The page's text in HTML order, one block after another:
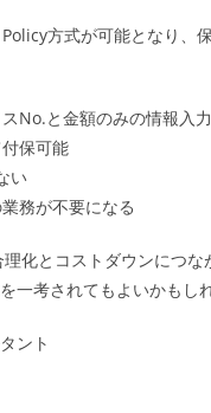
方式が可能となり、
と金額のみの情報入力
保可能
い
務が不要になる
化とコストダウンにつ
一考されてもよいかもし
ント